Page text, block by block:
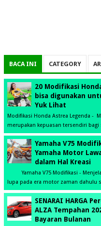
BACA INI CATEGORY
20 Modifikasi
bisa digunakan
Yuk Lihat
Modifikasi Honda Astrea Legenda -
merupakan kepuasan tersendiri
Yamaha V75
Yamaha Motor
dalam Hal Kreasi
Yamaha V75 Modifikasi -
lupa pada era motor zaman dahulu
SENARAI HARGA
ALZA Tempahan
Bayaran Bulanan